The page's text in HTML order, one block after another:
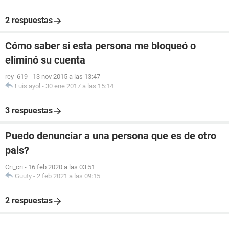
2 respuestas
Cómo saber si esta persona me bloqueó o
eliminó su cuenta
rey_619 - 13 nov 2015 a las 13:47
Luis ayol - 30 ene 2017 a las 15:14
3 respuestas
Puedo denunciar a una persona que es de otro
pais?
Cri_cri - 16 feb 2020 a las 03:51
Guuty - 2 feb 2021 a las 09:15
2 respuestas